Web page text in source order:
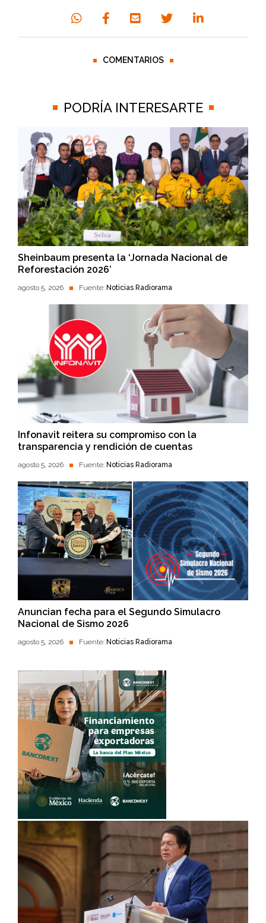
COMENTARIOS
PODRÍA INTERESARTE
Sheinbaum presenta la ‘Jornada Nacional de
Reforestación 2026’
agosto 5, 2026 Fuente: Noticias Radiorama
Infonavit reitera su compromiso con la
transparencia y rendición de cuentas
agosto 5, 2026 Fuente: Noticias Radiorama
Anuncian fecha para el Segundo Simulacro
Nacional de Sismo 2026
agosto 5, 2026 Fuente: Noticias Radiorama